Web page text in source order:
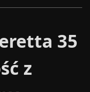
35
z